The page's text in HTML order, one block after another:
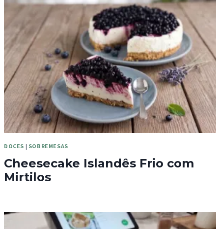
DOCES | SOBREMESAS
Cheesecake Islandês Frio com
Mirtilos